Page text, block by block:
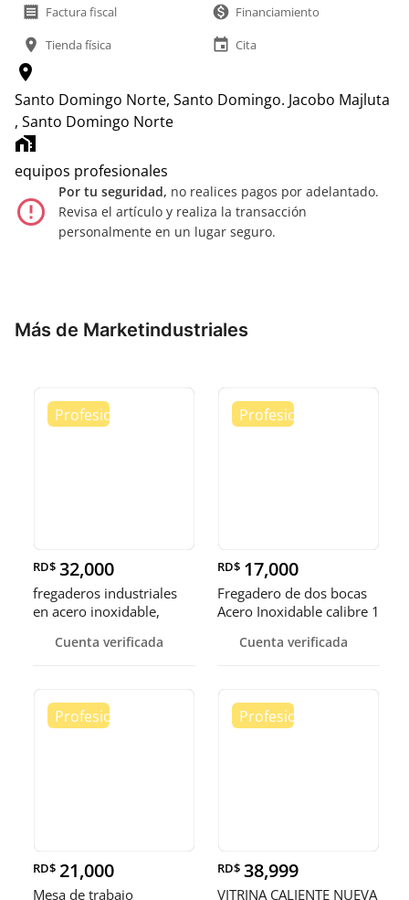
receipt Factura fiscal monetization_on Financiamiento
location_on Tienda física event Cita
location_on
Santo Domingo Norte, Santo Domingo. Jacobo Majluta
, Santo Domingo Norte
home_work
equipos profesionales
error_outline
Por tu seguridad, no realices pagos por adelantado.
Revisa el artículo y realiza la transacción
personalmente en un lugar seguro.
Más de Marketindustriales
RD$ 32,000
fregaderos industriales
en acero inoxidable,
Cuenta verificada
RD$ 17,000
Fregadero de dos bocas
Acero Inoxidable calibre 1
Cuenta verificada
RD$ 21,000
Mesa de trabajo
RD$ 38,999
VITRINA CALIENTE NUEVA